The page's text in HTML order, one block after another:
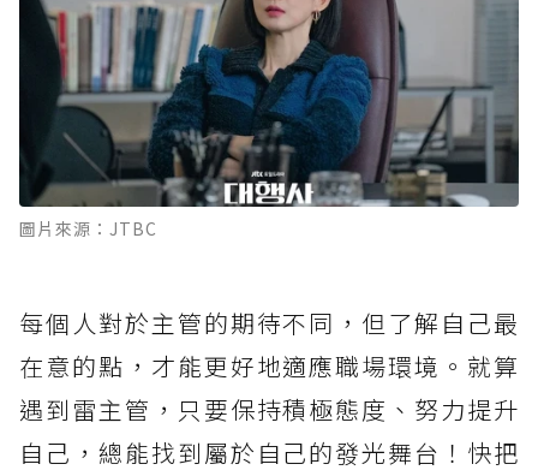
圖片來源：JTBC
每個人對於主管的期待不同，但了解自己最
在意的點，才能更好地適應職場環境。就算
遇到雷主管，只要保持積極態度、努力提升
自己，總能找到屬於自己的發光舞台！快把